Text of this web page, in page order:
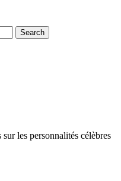
les personnalités célèbres